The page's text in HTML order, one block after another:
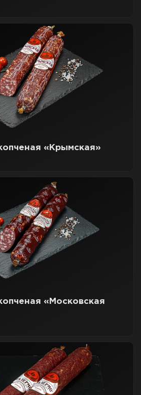
«Крымская»
«Московская